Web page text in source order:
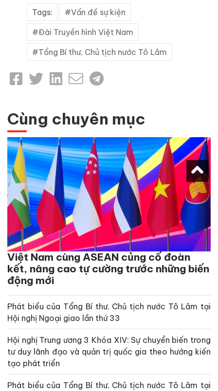
Tags: Vấn đề sự kiện
Đài Truyền hình Việt Nam
Tổng Bí thư, Chủ tịch nước Tô Lâm
Cùng chuyên mục
Việt Nam cùng ASEAN củng cố đoàn
kết, nâng cao tự cường trước những biến
động mới
Phát biểu của Tổng Bí thư, Chủ tịch nước Tô Lâm tại
Hội nghị Ngoại giao lần thứ 33
Hội nghị Trung ương 3 Khóa XIV: Sự chuyển biến trong
tư duy lãnh đạo và quản trị quốc gia theo hướng kiến
tạo phát triển
Phát biểu của Tổng Bí thư, Chủ tịch nước Tô Lâm tại